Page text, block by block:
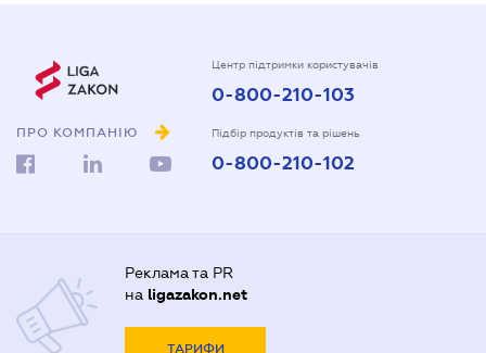
ПРО КОМПАНІЮ
Центр підтримки користувачів
0-800-210-103
Підбір продуктів та рішень
0-800-210-102
Реклама та PR
на ligazakon.net
ТАРИФИ